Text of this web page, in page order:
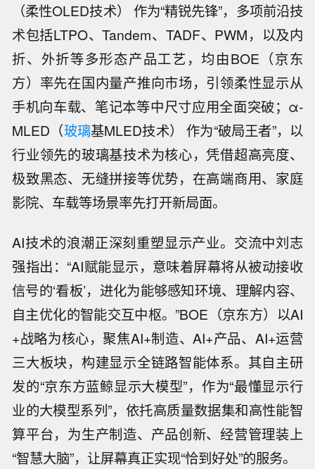
（柔性OLED技术） 作为“精锐先锋”，多项前沿技
术包括LTPO、Tandem、TADF、PWM，以及内
折、外折等多形态产品工艺，均由BOE（京东
方）率先在国内量产推向市场，引领柔性显示从
手机向车载、笔记本等中尺寸应用全面突破；α-
MLED（玻璃基MLED技术） 作为“破局王者”，以
行业领先的玻璃基技术为核心，凭借超高亮度、
极致黑态、无缝拼接等优势，在高端商用、家庭
影院、车载等场景率先打开新局面。
AI技术的浪潮正深刻重塑显示产业。交流中刘志
强指出：“AI赋能显示，意味着屏幕将从被动接收
信号的‘看板’，进化为能够感知环境、理解内容、
自主优化的智能交互中枢。”BOE（京东方）以AI
+战略为核心，聚焦AI+制造、AI+产品、AI+运营
三大板块，构建显示全链路智能体系。其自主研
发的“京东方蓝鲸显示大模型”，作为“最懂显示行
业的大模型系列”，依托高质量数据集和高性能智
算平台，为生产制造、产品创新、经营管理装上
“智慧大脑”，让屏幕真正实现“恰到好处”的服务。